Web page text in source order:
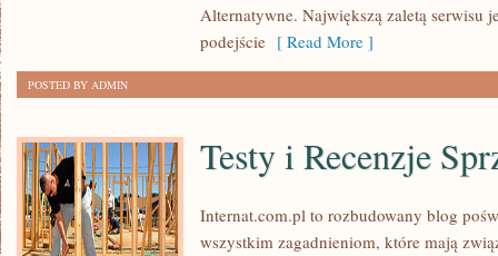
ODCHUDZANIU
Alternatywne. Największą zaletą serwisu
podejście [ Read More ]
POSTED BY ADMIN
Testy i Recenzje
Internat.com.pl to rozbudowany blog
wszystkim zagadnieniom, które mają